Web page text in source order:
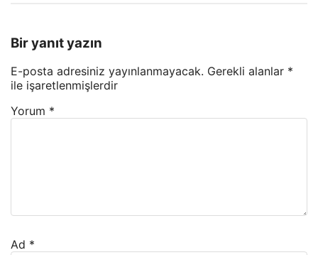
Bir yanıt yazın
E-posta adresiniz yayınlanmayacak. Gerekli alanlar *
ile işaretlenmişlerdir
Yorum *
Ad *